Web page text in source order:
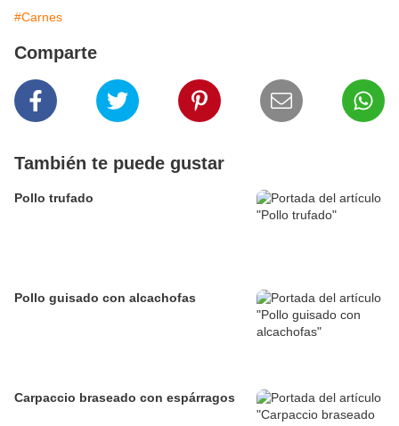
#Carnes
Comparte
También te puede gustar
Pollo trufado
Pollo guisado con alcachofas
Carpaccio braseado con espárragos